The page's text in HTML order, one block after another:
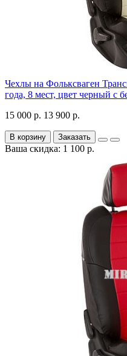
Чехлы на Фольксваген
года, 8 мест, цвет черный с
15 000 р. 13 900 р.
В корзину Заказать
Ваша скидка: 1 100 р.